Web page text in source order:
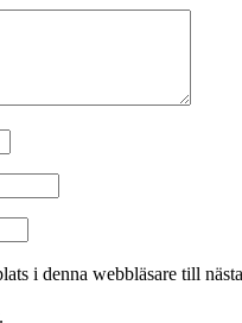
i denna webbläsare till